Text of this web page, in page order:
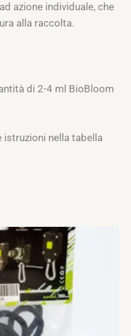
azione individuale, che
alla raccolta.
di 2-4 ml BioBloom
nella tabella